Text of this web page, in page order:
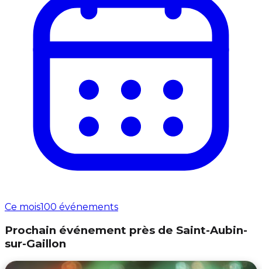
Ce mois100 événements
Prochain événement près de Saint-Aubin-
sur-Gaillon